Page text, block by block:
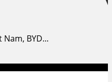
BYD...